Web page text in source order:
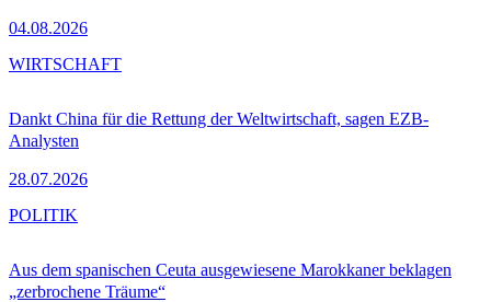
04.08.2026
Dankt China für die Rettung der Weltwirtschaft, sagen EZB-
Analysten
28.07.2026
WIRTSCHAFT
Aus dem spanischen Ceuta ausgewiesene Marokkaner beklagen
„zerbrochene Träume“
POLITIK